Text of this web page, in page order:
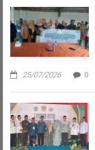
25/07/2026 0